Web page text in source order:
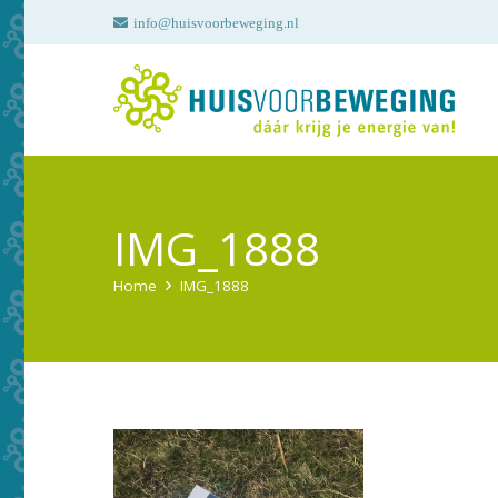
info@huisvoorbeweging.nl
IMG_1888
Home IMG_1888